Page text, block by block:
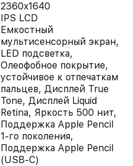
2360x1640
IPS LCD
Емкостный
мультисенсорный экран,
LED подсветка,
Олеофобное покрытие,
устойчивое к отпечаткам
пальцев, Дисплей True
Tone, Дисплей Liquid
Retina, Яркость 500 нит,
Поддержка Apple Pencil
1-го поколения,
Поддержка Apple Pencil
(USB‑C)